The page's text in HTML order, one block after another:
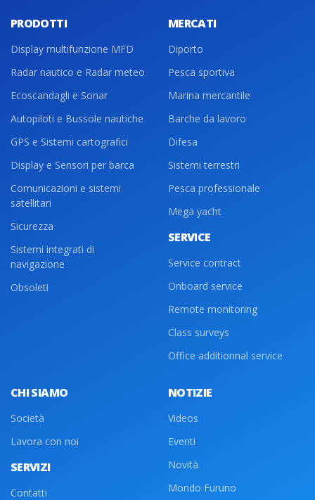
PRODOTTI
Display multifunzione MFD
Radar nautico e Radar meteo
Ecoscandagli e Sonar
Autopiloti e Bussole nautiche
GPS e Sistemi cartografici
Display e Sensori per barca
Comunicazioni e sistemi
satellitari
Sicurezza
Sistemi integrati di
navigazione
Obsoleti
MERCATI
Diporto
Pesca sportiva
Marina mercantile
Barche da lavoro
Difesa
Sistemi terrestri
Pesca professionale
Mega yacht
SERVICE
Service contract
Onboard service
Remote monitoring
Class surveys
Office additionnal service
CHI SIAMO
Società
Lavora con noi
SERVIZI
Contatti
NOTIZIE
Videos
Eventi
Novità
Mondo Furuno